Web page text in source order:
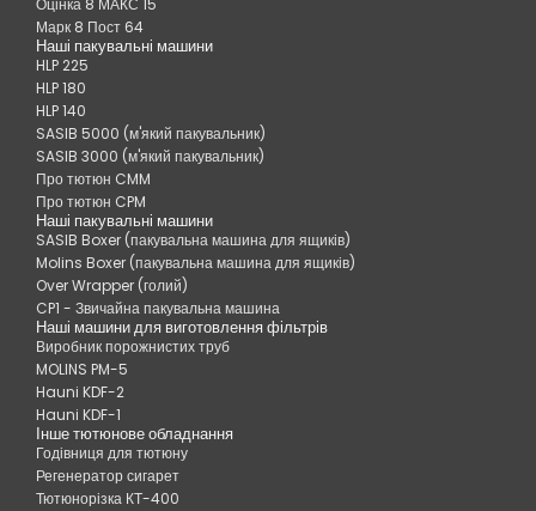
Оцінка 8 МАКС 15
Марк 8 Пост 64
Наші пакувальні машини
HLP 225
HLP 180
HLP 140
SASIB 5000 (м'який пакувальник)
SASIB 3000 (м'який пакувальник)
Про тютюн CMM
Про тютюн CPM
Наші пакувальні машини
SASIB Boxer (пакувальна машина для ящиків)
Molins Boxer (пакувальна машина для ящиків)
Over Wrapper (голий)
CP1 - Звичайна пакувальна машина
Наші машини для виготовлення фільтрів
Виробник порожнистих труб
MOLINS PM-5
Hauni KDF-2
Hauni KDF-1
Інше тютюнове обладнання
Годівниця для тютюну
Регенератор сигарет
Тютюнорізка КТ-400